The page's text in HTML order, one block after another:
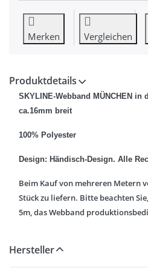
Merken Vergleichen
Produktdetails
SKYLINE-Webband MÜNCHEN in
ca.16mm breit
100% Polyester
Design: Händisch-Design. Alle
Beim Kauf von mehreren Metern
Stück zu liefern. Bitte beachten
5m, das Webband
Hersteller